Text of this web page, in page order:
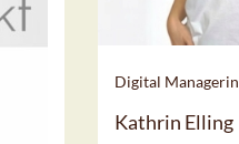
Digital Managerin
Kathrin Elling